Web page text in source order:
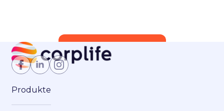
Jetzt Mitglied werden
Produkte